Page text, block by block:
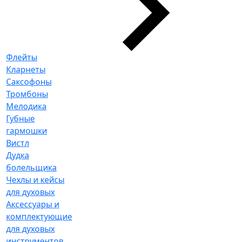
Флейты
Кларнеты
Саксофоны
Тромбоны
Мелодика
Губные
гармошки
Вистл
Дудка
болельщика
Чехлы и кейсы
для духовых
Аксессуары и
комплектующие
для духовых